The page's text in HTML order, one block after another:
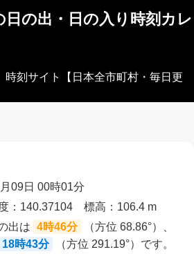
日の出・日の入り時刻カレ
時刻サイト【日本全市町村・毎日更
09日 00時01分
：140.37104 標高：106.4 m
出は 4時46分
（方位 68.86°）、
18時43分 （方位 291.19°）です。